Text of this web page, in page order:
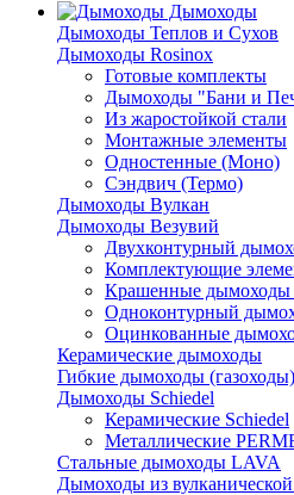
Дымоходы
Дымоходы Теплов и Сухов
Дымоходы Rosinox
Готовые комплекты
Дымоходы "Бани и
Из жаростойкой стали
Монтажные элементы
Одностенные (Моно)
Сэндвич (Термо)
Дымоходы Вулкан
Дымоходы Везувий
Двухконтурный
Комплектующие
Крашенные дымоходы
Одноконтурный
Оцинкованные
Керамические дымоходы
Гибкие дымоходы (газоходы)
Дымоходы Schiedel
Керамические Schiedel
Металлические
Стальные дымоходы LAVA
Дымоходы из